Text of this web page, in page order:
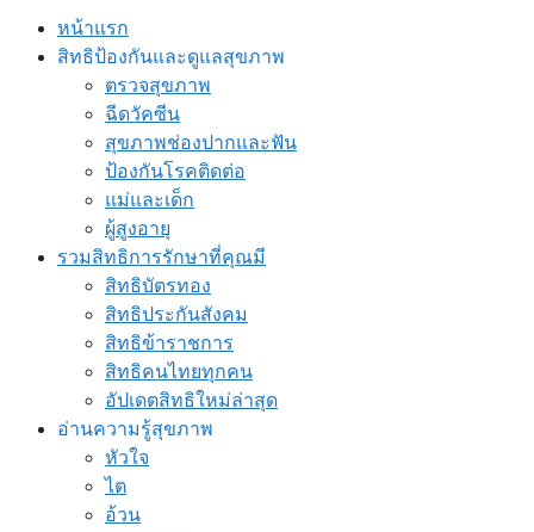
หน้าแรก
สิทธิป้องกันและดูแลสุขภาพ
ตรวจสุขภาพ
ฉีดวัคซีน
สุขภาพช่องปากและฟัน
ป้องกันโรคติดต่อ
แม่และเด็ก
ผู้สูงอายุ
รวมสิทธิการรักษาที่คุณมี
สิทธิบัตรทอง
สิทธิประกันสังคม
สิทธิข้าราชการ
สิทธิคนไทยทุกคน
อัปเดตสิทธิใหม่ล่าสุด
อ่านความรู้สุขภาพ
หัวใจ
ไต
อ้วน